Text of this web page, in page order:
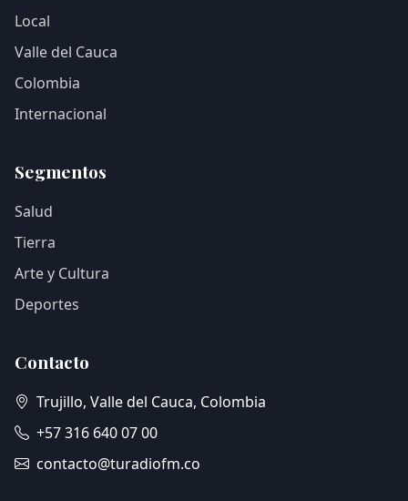
Local
Valle del Cauca
Colombia
Internacional
Segmentos
Salud
Tierra
Arte y Cultura
Deportes
Contacto
Trujillo, Valle del Cauca, Colombia
+57 316 640 07 00
contacto@turadiofm.co